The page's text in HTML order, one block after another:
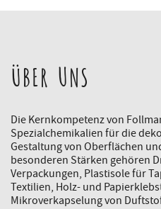
ÜBER UNS
Die Kernkompetenz von
Spezialchemikalien für die
Gestaltung von Oberflächen
besonderen Stärken gehören
Verpackungen, Plastisole für
Textilien, Holz- und
Mikroverkapselung von